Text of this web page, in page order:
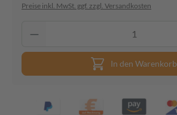
Preise inkl. MwSt. ggf. zzgl. Versandkosten
In den Warenkorb